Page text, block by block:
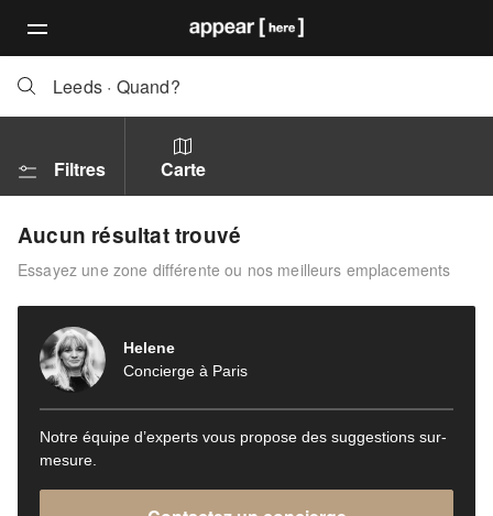
Leeds · Quand?
Filtres Carte
Aucun résultat trouvé
Essayez une zone différente ou nos meilleurs emplacements
Helene
Concierge à Paris
Notre équipe d’experts vous propose des suggestions sur-
mesure.